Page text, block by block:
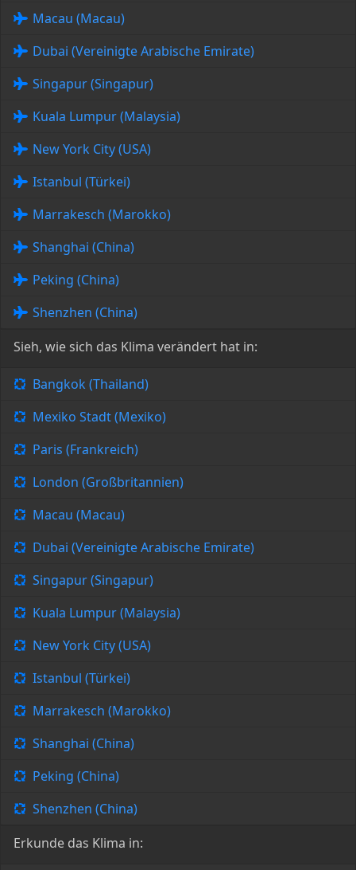
Macau (Macau)
Dubai (Vereinigte Arabische Emirate)
Singapur (Singapur)
Kuala Lumpur (Malaysia)
New York City (USA)
Istanbul (Türkei)
Marrakesch (Marokko)
Shanghai (China)
Peking (China)
Shenzhen (China)
Sieh, wie sich das Klima verändert hat in:
Bangkok (Thailand)
Mexiko Stadt (Mexiko)
Paris (Frankreich)
London (Großbritannien)
Macau (Macau)
Dubai (Vereinigte Arabische Emirate)
Singapur (Singapur)
Kuala Lumpur (Malaysia)
New York City (USA)
Istanbul (Türkei)
Marrakesch (Marokko)
Shanghai (China)
Peking (China)
Shenzhen (China)
Erkunde das Klima in: